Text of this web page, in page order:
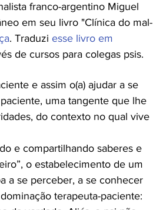
franco-argentino Miguel
em seu livro "Clínica do mal-
. Traduzi esse livro em
de cursos para colegas psis.
e assim o(a) ajudar a se
uma tangente que lhe
do contexto no qual vive
e compartilhando saberes e
o estabelecimento de um
a se perceber, a se conhecer
terapeuta-paciente: